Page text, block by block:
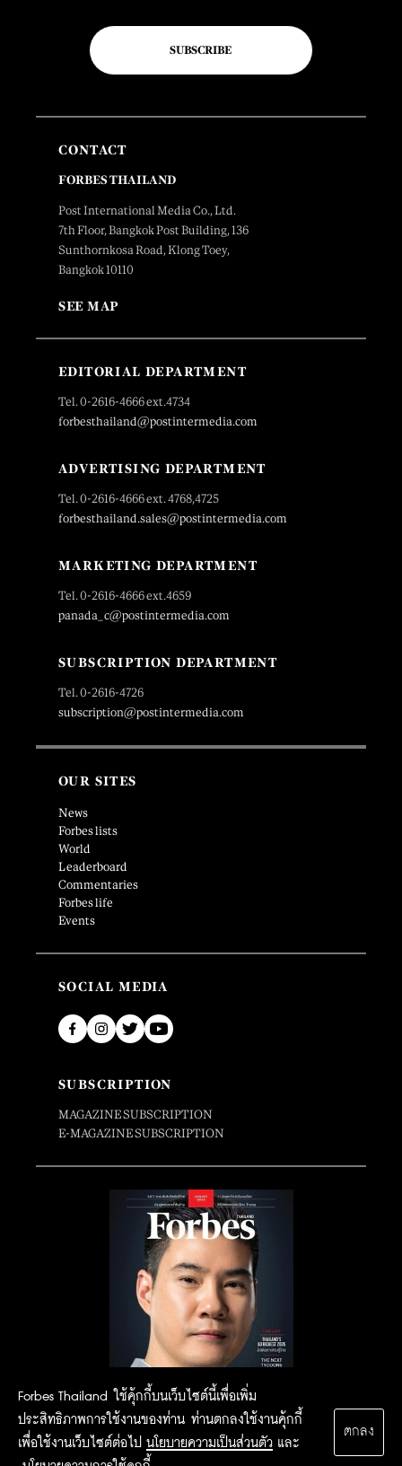
Forbes Thailand ใช้คุ้กกี้บนเว็บไซต์นี้เพื่อเพิ่ม
ประสิทธิภาพการใช้งานของท่าน ท่านตกลงใช้งานคุ้กกี้
เพื่อใช้งานเว็บไซต์ต่อไป นโยบายความเป็นส่วนตัว และ
ตกลง
SUBSCRIBE
CONTACT
FORBES THAILAND
Post International Media Co., Ltd.
7th Floor, Bangkok Post Building, 136
Sunthornkosa Road, Klong Toey,
Bangkok 10110
SEE MAP
EDITORIAL DEPARTMENT
Tel. 0-2616-4666 ext.4734
forbesthailand@postintermedia.com
ADVERTISING DEPARTMENT
Tel. 0-2616-4666 ext. 4768,4725
forbesthailand.sales@postintermedia.com
MARKETING DEPARTMENT
Tel. 0-2616-4666 ext.4659
panada_c@postintermedia.com
SUBSCRIPTION DEPARTMENT
Tel. 0-2616-4726
subscription@postintermedia.com
OUR SITES
News
Forbes lists
World
Leaderboard
Commentaries
Forbes life
Events
SOCIAL MEDIA
SUBSCRIPTION
MAGAZINE SUBSCRIPTION
E-MAGAZINE SUBSCRIPTION